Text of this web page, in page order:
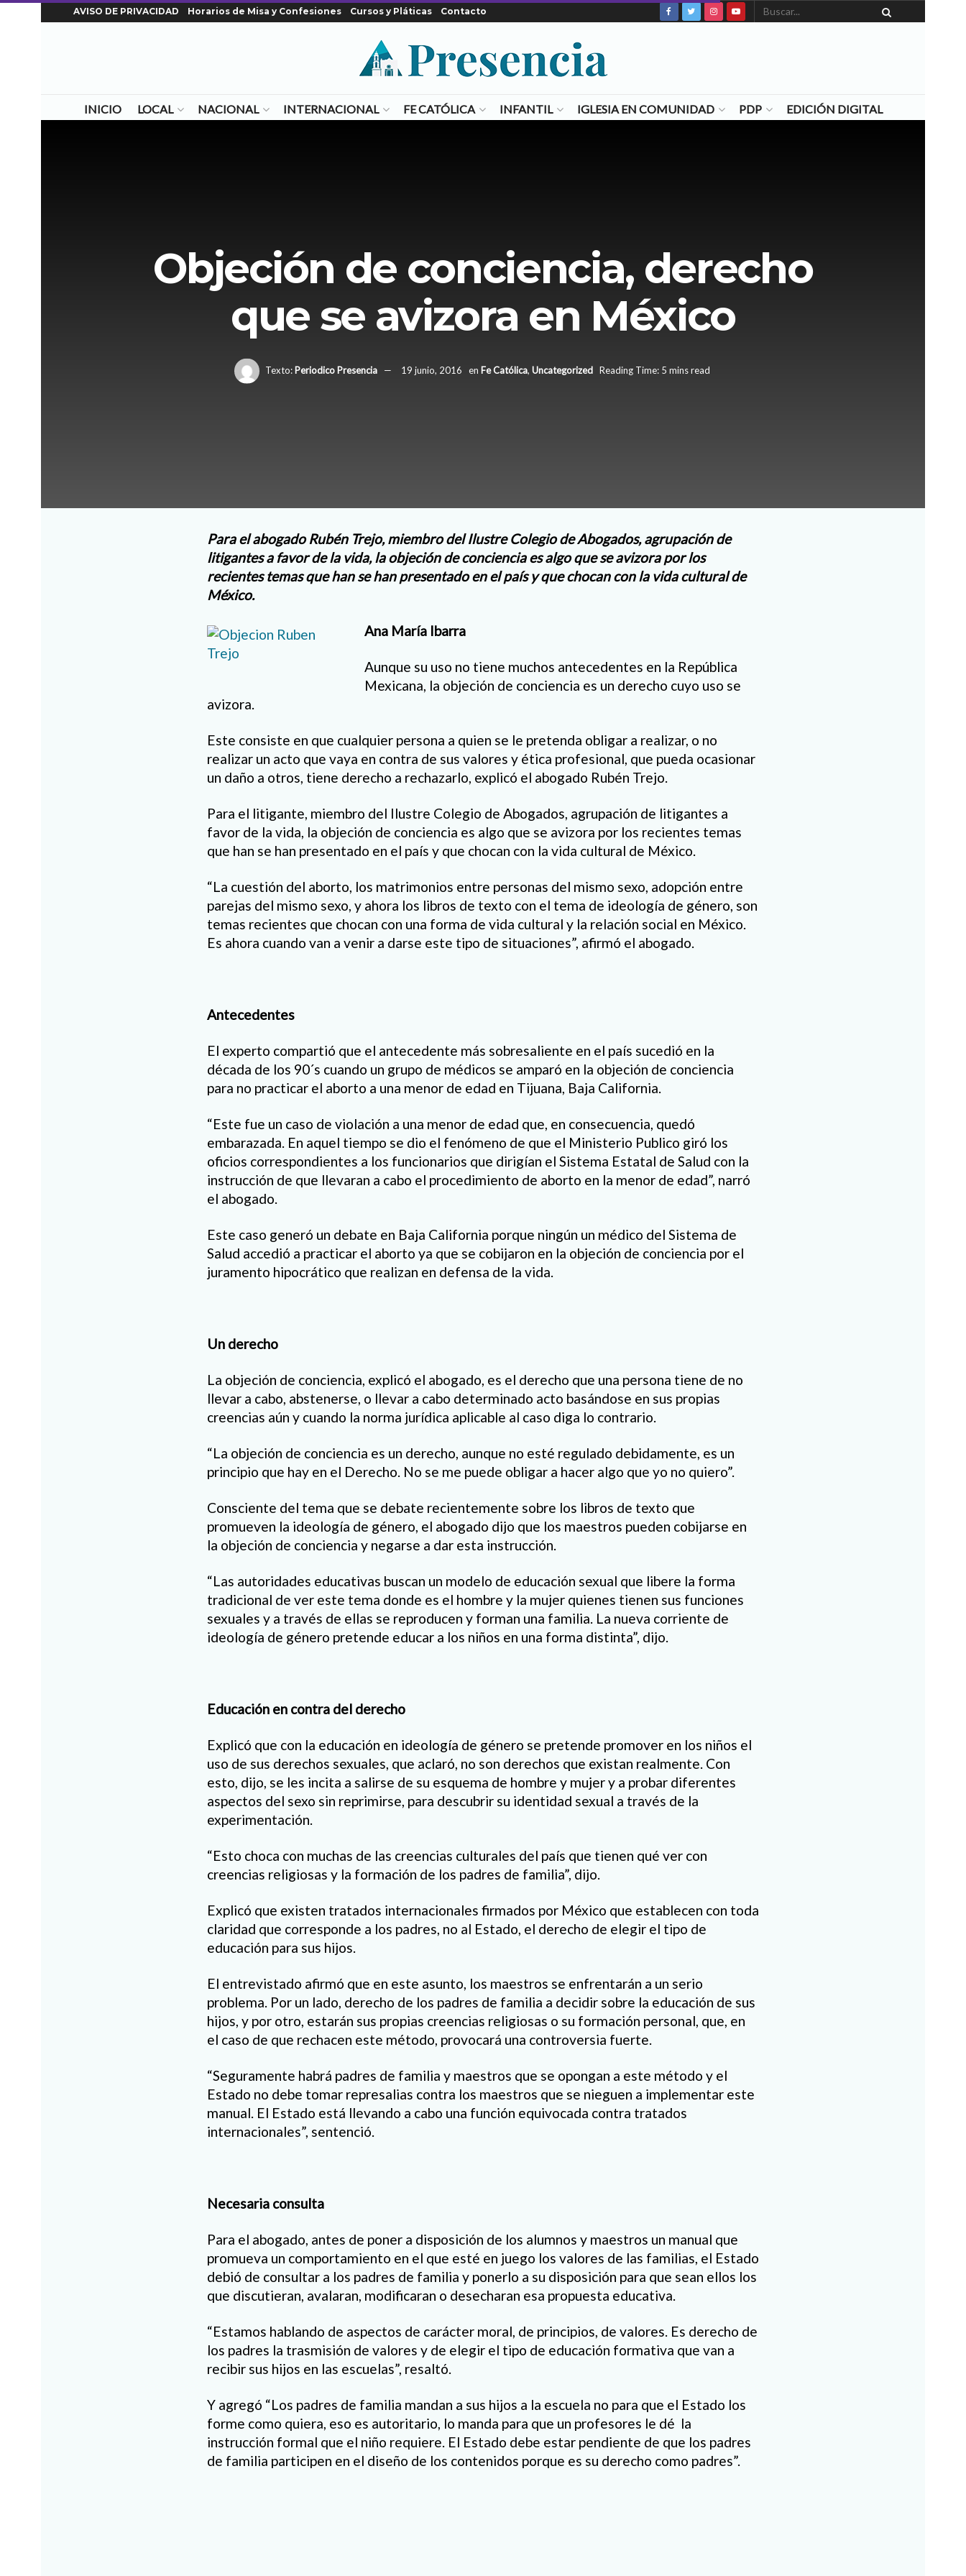
AVISO DE PRIVACIDAD Horarios de Misa y Confesiones Cursos y Pláticas Contacto
INICIO LOCAL NACIONAL INTERNACIONAL FE CATÓLICA INFANTIL IGLESIA EN COMUNIDAD PDP EDICIÓN DIGITAL
Objeción de conciencia, derecho
que se avizora en México
Texto: Periodico Presencia 19 junio, 2016 en Fe Católica, Uncategorized Reading Time: 5 mins read
Para el abogado Rubén Trejo, miembro del Ilustre Colegio de Abogados, agrupación de
litigantes a favor de la vida, la objeción de conciencia es algo que se avizora por los
recientes temas que han se han presentado en el país y que chocan con la vida cultural de
México.
Ana María Ibarra
Aunque su uso no tiene muchos antecedentes en la República
Mexicana, la objeción de conciencia es un derecho cuyo uso se
avizora.
Este consiste en que cualquier persona a quien se le pretenda obligar a realizar, o no
realizar un acto que vaya en contra de sus valores y ética profesional, que pueda ocasionar
un daño a otros, tiene derecho a rechazarlo, explicó el abogado Rubén Trejo.
Para el litigante, miembro del Ilustre Colegio de Abogados, agrupación de litigantes a
favor de la vida, la objeción de conciencia es algo que se avizora por los recientes temas
que han se han presentado en el país y que chocan con la vida cultural de México.
“La cuestión del aborto, los matrimonios entre personas del mismo sexo, adopción entre
parejas del mismo sexo, y ahora los libros de texto con el tema de ideología de género, son
temas recientes que chocan con una forma de vida cultural y la relación social en México.
Es ahora cuando van a venir a darse este tipo de situaciones”, afirmó el abogado.
Antecedentes
El experto compartió que el antecedente más sobresaliente en el país sucedió en la
década de los 90´s cuando un grupo de médicos se amparó en la objeción de conciencia
para no practicar el aborto a una menor de edad en Tijuana, Baja California.
“Este fue un caso de violación a una menor de edad que, en consecuencia, quedó
embarazada. En aquel tiempo se dio el fenómeno de que el Ministerio Publico giró los
oficios correspondientes a los funcionarios que dirigían el Sistema Estatal de Salud con la
instrucción de que llevaran a cabo el procedimiento de aborto en la menor de edad”, narró
el abogado.
Este caso generó un debate en Baja California porque ningún un médico del Sistema de
Salud accedió a practicar el aborto ya que se cobijaron en la objeción de conciencia por el
juramento hipocrático que realizan en defensa de la vida.
Un derecho
La objeción de conciencia, explicó el abogado, es el derecho que una persona tiene de no
llevar a cabo, abstenerse, o llevar a cabo determinado acto basándose en sus propias
creencias aún y cuando la norma jurídica aplicable al caso diga lo contrario.
“La objeción de conciencia es un derecho, aunque no esté regulado debidamente, es un
principio que hay en el Derecho. No se me puede obligar a hacer algo que yo no quiero”.
Consciente del tema que se debate recientemente sobre los libros de texto que
promueven la ideología de género, el abogado dijo que los maestros pueden cobijarse en
la objeción de conciencia y negarse a dar esta instrucción.
“Las autoridades educativas buscan un modelo de educación sexual que libere la forma
tradicional de ver este tema donde es el hombre y la mujer quienes tienen sus funciones
sexuales y a través de ellas se reproducen y forman una familia. La nueva corriente de
ideología de género pretende educar a los niños en una forma distinta”, dijo.
Educación en contra del derecho
Explicó que con la educación en ideología de género se pretende promover en los niños el
uso de sus derechos sexuales, que aclaró, no son derechos que existan realmente. Con
esto, dijo, se les incita a salirse de su esquema de hombre y mujer y a probar diferentes
aspectos del sexo sin reprimirse, para descubrir su identidad sexual a través de la
experimentación.
“Esto choca con muchas de las creencias culturales del país que tienen qué ver con
creencias religiosas y la formación de los padres de familia”, dijo.
Explicó que existen tratados internacionales firmados por México que establecen con toda
claridad que corresponde a los padres, no al Estado, el derecho de elegir el tipo de
educación para sus hijos.
El entrevistado afirmó que en este asunto, los maestros se enfrentarán a un serio
problema. Por un lado, derecho de los padres de familia a decidir sobre la educación de sus
hijos, y por otro, estarán sus propias creencias religiosas o su formación personal, que, en
el caso de que rechacen este método, provocará una controversia fuerte.
“Seguramente habrá padres de familia y maestros que se opongan a este método y el
Estado no debe tomar represalias contra los maestros que se nieguen a implementar este
manual. El Estado está llevando a cabo una función equivocada contra tratados
internacionales”, sentenció.
Necesaria consulta
Para el abogado, antes de poner a disposición de los alumnos y maestros un manual que
promueva un comportamiento en el que esté en juego los valores de las familias, el Estado
debió de consultar a los padres de familia y ponerlo a su disposición para que sean ellos los
que discutieran, avalaran, modificaran o desecharan esa propuesta educativa.
“Estamos hablando de aspectos de carácter moral, de principios, de valores. Es derecho de
los padres la trasmisión de valores y de elegir el tipo de educación formativa que van a
recibir sus hijos en las escuelas”, resaltó.
Y agregó “Los padres de familia mandan a sus hijos a la escuela no para que el Estado los
forme como quiera, eso es autoritario, lo manda para que un profesores le dé la
instrucción formal que el niño requiere. El Estado debe estar pendiente de que los padres
de familia participen en el diseño de los contenidos porque es su derecho como padres”.